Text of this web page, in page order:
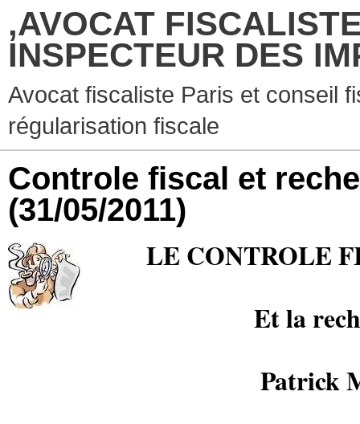
,AVOCAT
INSPECTEUR DES
Avocat fiscaliste Paris et conseil
régularisation fiscale
Controle fiscal et
(31/05/2011)
LE CONTROLE
Et la
Patrick